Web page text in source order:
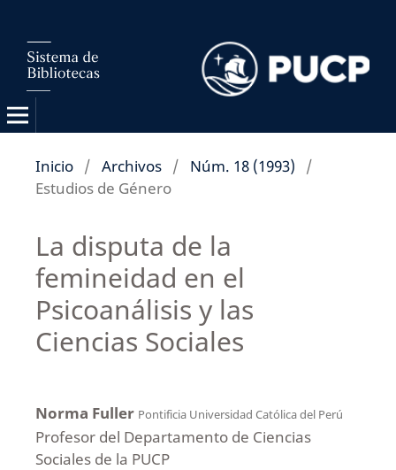
Inicio / Archivos / Núm. 18 (1993)
/
Estudios de Género
La disputa de la
femineidad en el
Psicoanálisis y las
Ciencias Sociales
Norma Fuller Pontificia Universidad Católica del Perú
Profesor del Departamento de Ciencias
Sociales de la PUCP